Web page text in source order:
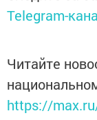
Telegram-
Читайте
https://